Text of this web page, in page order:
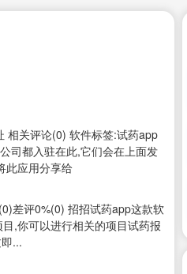
相关评论(0) 软件标签:试药app
司都入驻在此,它们会在上面发
此应用分享给
差评0%(0) 招招试药app这款软
,你可以进行相关的项目试药报
...